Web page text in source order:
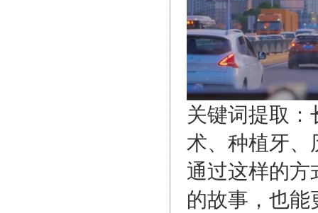
关键词提取：
术、种植牙、
通过这样的方
的故事，也